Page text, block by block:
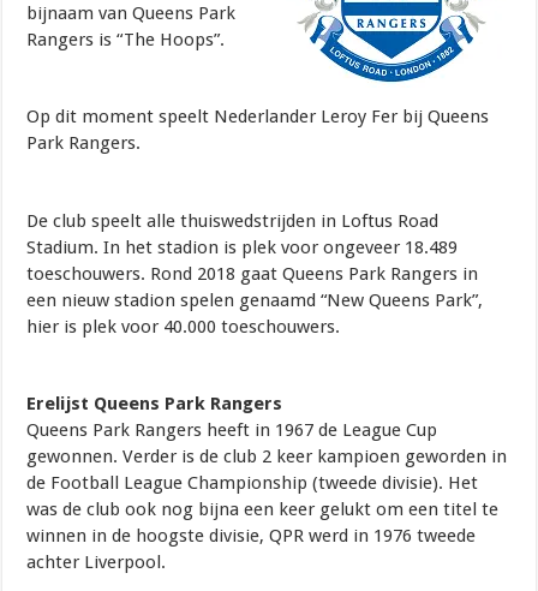
bijnaam van Queens Park
Rangers is “The Hoops”.
Op dit moment speelt Nederlander Leroy Fer bij Queens
Park Rangers.
De club speelt alle thuiswedstrijden in Loftus Road
Stadium. In het stadion is plek voor ongeveer 18.489
toeschouwers. Rond 2018 gaat Queens Park Rangers in
een nieuw stadion spelen genaamd “New Queens Park”,
hier is plek voor 40.000 toeschouwers.
Erelijst Queens Park Rangers
Queens Park Rangers heeft in 1967 de League Cup
gewonnen. Verder is de club 2 keer kampioen geworden in
de Football League Championship (tweede divisie). Het
was de club ook nog bijna een keer gelukt om een titel te
winnen in de hoogste divisie, QPR werd in 1976 tweede
achter Liverpool.